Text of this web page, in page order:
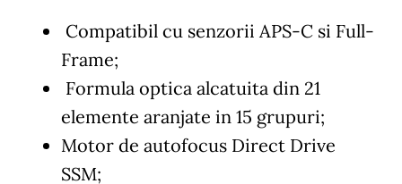
Compatibil cu senzorii APS-C si Full-
Frame;
Formula optica alcatuita din 21
elemente aranjate in 15 grupuri;
Motor de autofocus Direct Drive
SSM;